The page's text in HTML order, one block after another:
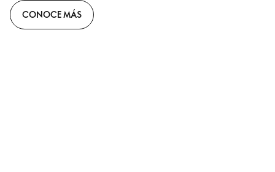
CONOCE MÁS